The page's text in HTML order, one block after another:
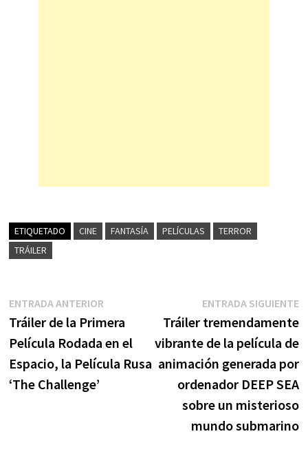
ETIQUETADO CINE FANTASÍA PELÍCULAS
TERROR
TRÁILER
Navegación
de
entradas
ENTRADA ANTERIOREntrada
anterior:
Tráiler de la Primera
Película Rodada en el
Espacio, la Película Rusa
‘The Challenge’
ENTRADA SIGUIENTE
Tráiler tremendamente
vibrante de la película de
animación generada por
ordenador DEEP SEA
sobre un misterioso
mundo submarino